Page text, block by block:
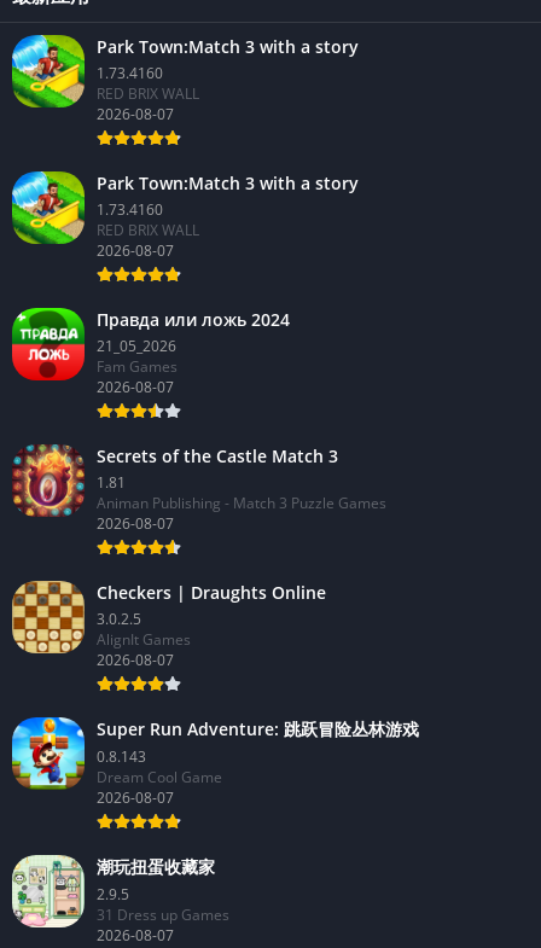
Park Town:Match 3 with a story
1.73.4160
RED BRIX WALL
2026-08-07
Park Town:Match 3 with a story
1.73.4160
RED BRIX WALL
2026-08-07
Правда или ложь 2024
21_05_2026
Fam Games
2026-08-07
Secrets of the Castle Match 3
1.81
Animan Publishing - Match 3 Puzzle Games
2026-08-07
Checkers | Draughts Online
3.0.2.5
AlignIt Games
2026-08-07
Super Run Adventure: 跳跃冒险丛林游戏
0.8.143
Dream Cool Game
2026-08-07
潮玩扭蛋收藏家
2.9.5
31 Dress up Games
2026-08-07